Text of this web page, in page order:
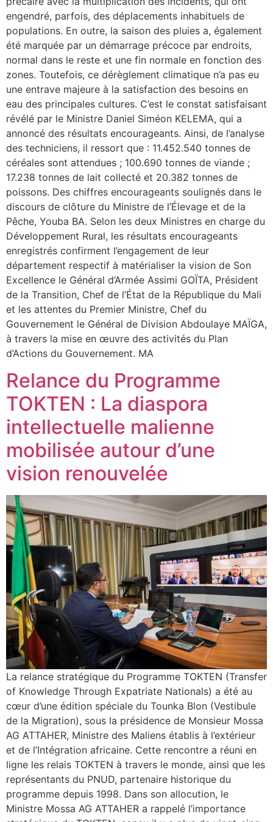
engendré, parfois, des déplacements inhabituels de
populations. En outre, la saison des pluies a, également
été marquée par un démarrage précoce par endroits,
normal dans le reste et une fin normale en fonction des
zones. Toutefois, ce dérèglement climatique n’a pas eu
une entrave majeure à la satisfaction des besoins en
eau des principales cultures. C’est le constat satisfaisant
révélé par le Ministre Daniel Siméon KELEMA, qui a
annoncé des résultats encourageants. Ainsi, de l’analyse
des techniciens, il ressort que : 11.452.540 tonnes de
céréales sont attendues ; 100.690 tonnes de viande ;
17.238 tonnes de lait collecté et 20.382 tonnes de
poissons. Des chiffres encourageants soulignés dans le
discours de clôture du Ministre de l’Élevage et de la
Pêche, Youba BA. Selon les deux Ministres en charge du
Développement Rural, les résultats encourageants
enregistrés confirment l’engagement de leur
département respectif à matérialiser la vision de Son
Excellence le Général d’Armée Assimi GOÏTA, Président
de la Transition, Chef de l’État de la République du Mali
et les attentes du Premier Ministre, Chef du
Gouvernement le Général de Division Abdoulaye MAÏGA,
à travers la mise en œuvre des activités du Plan
d’Actions du Gouvernement. MA
Relance du Programme
TOKTEN : La diaspora
intellectuelle malienne
mobilisée autour d’une
vision renouvelée
La relance stratégique du Programme TOKTEN (Transfer
of Knowledge Through Expatriate Nationals) a été au
cœur d’une édition spéciale du Tounka Blon (Vestibule
de la Migration), sous la présidence de Monsieur Mossa
AG ATTAHER, Ministre des Maliens établis à l’extérieur
et de l’Intégration africaine. Cette rencontre a réuni en
ligne les relais TOKTEN à travers le monde, ainsi que les
représentants du PNUD, partenaire historique du
programme depuis 1998. Dans son allocution, le
Ministre Mossa AG ATTAHER a rappelé l’importance